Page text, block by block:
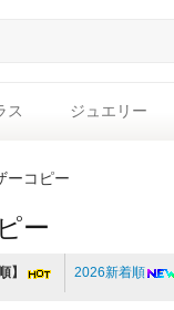
ス ジュエリー
ーコピー
ー
】 2026新着順